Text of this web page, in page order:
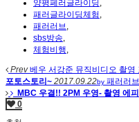
양평페러글라이딩,
패러글라이딩체험 ,
패러러브,
sbs방송,
체험비행,
Prev베우 서강준 뮤직비디오 촬영
포토스토리~ 2017.09.22by 패러러브
MBC 우결!! 2PM 우영- 촬영 에
0